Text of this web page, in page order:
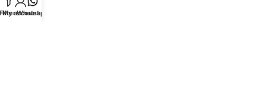
Blog
My account
Whatsapp